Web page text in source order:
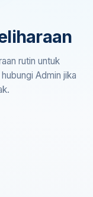
rutin untuk
Admin jika